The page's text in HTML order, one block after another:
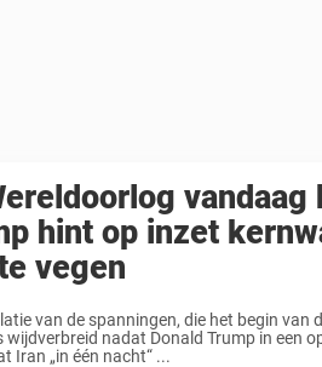
vandaag
hint op inzet
vegen
van de spanningen, die het begin van
nadat Donald Trump in een
Iran „in één nacht“ ...